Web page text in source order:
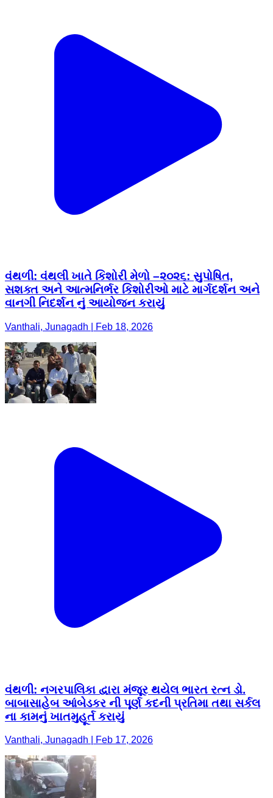
વંથળી: વંથલી ખાતે કિશોરી મેળો –૨૦૨૬: સુપોષિત,
સશક્ત અને આત્મનિર્ભર કિશોરીઓ માટે માર્ગદર્શન અને
વાનગી નિદર્શન નું આયોજન કરાયું
Vanthali, Junagadh | Feb 18, 2026
વંથળી: નગરપાલિકા દ્વારા મંજૂર થયેલ ભારત રત્ન ડો.
બાબાસાહેબ આંબેડકર ની પૂર્ણ કદની પ્રતિમા તથા સર્કલ
ના કામનું ખાતમુહૂર્ત કરાયું
Vanthali, Junagadh | Feb 17, 2026